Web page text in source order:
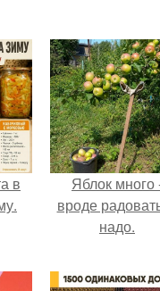
в
Яблок много
вроде
надо.